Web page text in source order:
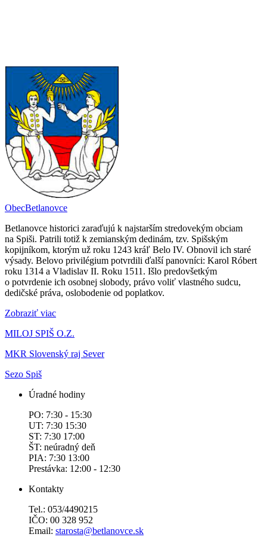
ObecBetlanovce
Betlanovce historici zaraďujú k najstarším stredovekým obciam
na Spiši. Patrili totiž k zemianským dedinám, tzv. Spišským
kopijníkom, ktorým už roku 1243 kráľ Belo IV. Obnovil ich staré
výsady. Belovo privilégium potvrdili ďalší panovníci: Karol Róbert
roku 1314 a Vladislav II. Roku 1511. Išlo predovšetkým
o potvrdenie ich osobnej slobody, právo voliť vlastného sudcu,
dedičské práva, oslobodenie od poplatkov.
Zobraziť viac
MILOJ SPIŠ O.Z.
MKR Slovenský raj Sever
Sezo Spiš
Úradné hodiny
PO: 7:30 - 15:30
UT: 7:30 15:30
ST: 7:30 17:00
ŠT: neúradný deň
PIA: 7:30 13:00
Prestávka: 12:00 - 12:30
Kontakty
Tel.: 053/4490215
IČO: 00 328 952
Email: starosta@betlanovce.sk